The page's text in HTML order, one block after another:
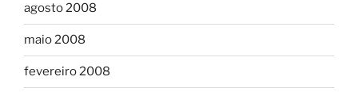
agosto 2008
maio 2008
fevereiro 2008